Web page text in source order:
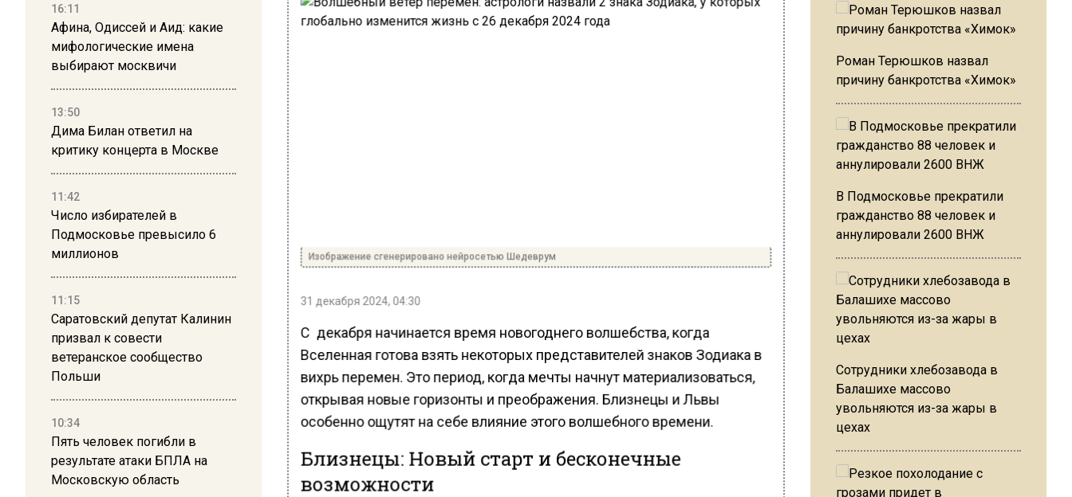
16:11
Афина, Одиссей и Аид: какие
мифологические имена
выбирают москвичи
13:50
Дима Билан ответил на
критику концерта в Москве
11:42
Число избирателей в
Подмосковье превысило 6
миллионов
11:15
Саратовский депутат Калинин
призвал к совести
ветеранское сообщество
Польши
10:34
Пять человек погибли в
результате атаки БПЛА на
Московскую область
Изображение сгенерировано нейросетью Шедеврум
31 декабря 2024, 04:30
С декабря начинается время новогоднего волшебства, когда
Вселенная готова взять некоторых представителей знаков Зодиака в
вихрь перемен. Это период, когда мечты начнут материализоваться,
открывая новые горизонты и преображения. Близнецы и Львы
особенно ощутят на себе влияние этого волшебного времени.
Близнецы: Новый старт и бесконечные
возможности
Роман Терюшков назвал
причину банкротства «Химок»
В Подмосковье прекратили
гражданство 88 человек и
аннулировали 2600 ВНЖ
Сотрудники хлебозавода в
Балашихе массово
увольняются из-за жары в
цехах